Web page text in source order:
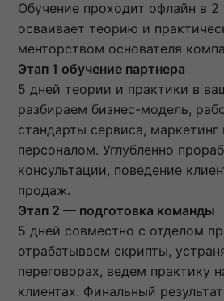
Обучение проходит офлайн в 2
осваивает теорию и
менторством основателя
Этап 1 обучение партнера
5 дней теории и практики в
разбираем бизнес-модель,
стандарты сервиса, маркетинг
персоналом. Углубленно
консультации, поведение
продаж.
Этап 2 — подготовка команды
5 дней совместно с отделом
отрабатываем скрипты,
переговорах, ведем практику
клиентах. Финальный